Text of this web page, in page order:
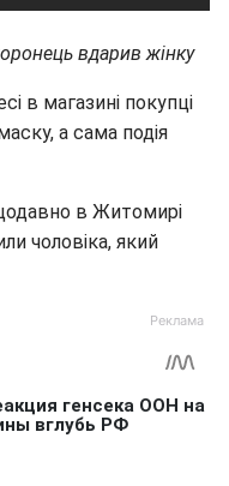
вдарив жінку
в магазині покупці
а сама подія
в Житомирі
чоловіка, який